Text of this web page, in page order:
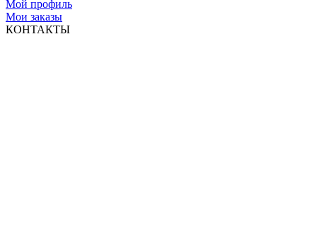
Мой профиль
Мои заказы
КОНТАКТЫ